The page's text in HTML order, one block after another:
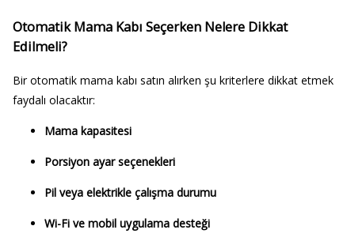
Otomatik Mama Kabı Seçerken Nelere Dikkat
Edilmeli?
Bir otomatik mama kabı satın alırken şu kriterlere dikkat etmek
faydalı olacaktır:
Mama kapasitesi
Porsiyon ayar seçenekleri
Pil veya elektrikle çalışma durumu
Wi-Fi ve mobil uygulama desteği